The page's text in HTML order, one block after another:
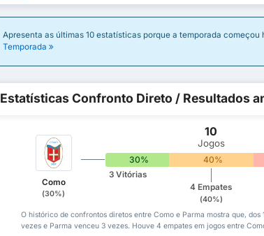
Apresenta as últimas 10 estatísticas porque a temporada começou
Temporada
Estatísticas Confronto Direto / Resultados
Como
(30%)
10
Jogos
30% 40%
3 Vitórias
4 Empates
(40%)
O histórico de confrontos diretos entre Como e Parma mostra que,
vezes e Parma venceu 3 vezes. Houve 4 empates em jogos entre